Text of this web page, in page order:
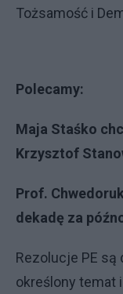
Tożsamość i
Polecamy:
Maja Staśko
Krzysztof
Prof.
dekadę za
Rezolucje PE
określony temat